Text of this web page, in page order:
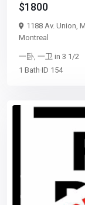
$1800
1188 Av. Union,
Montreal
一卧, 一卫 in 3 1/2
1 Bath·ID 154
Previous